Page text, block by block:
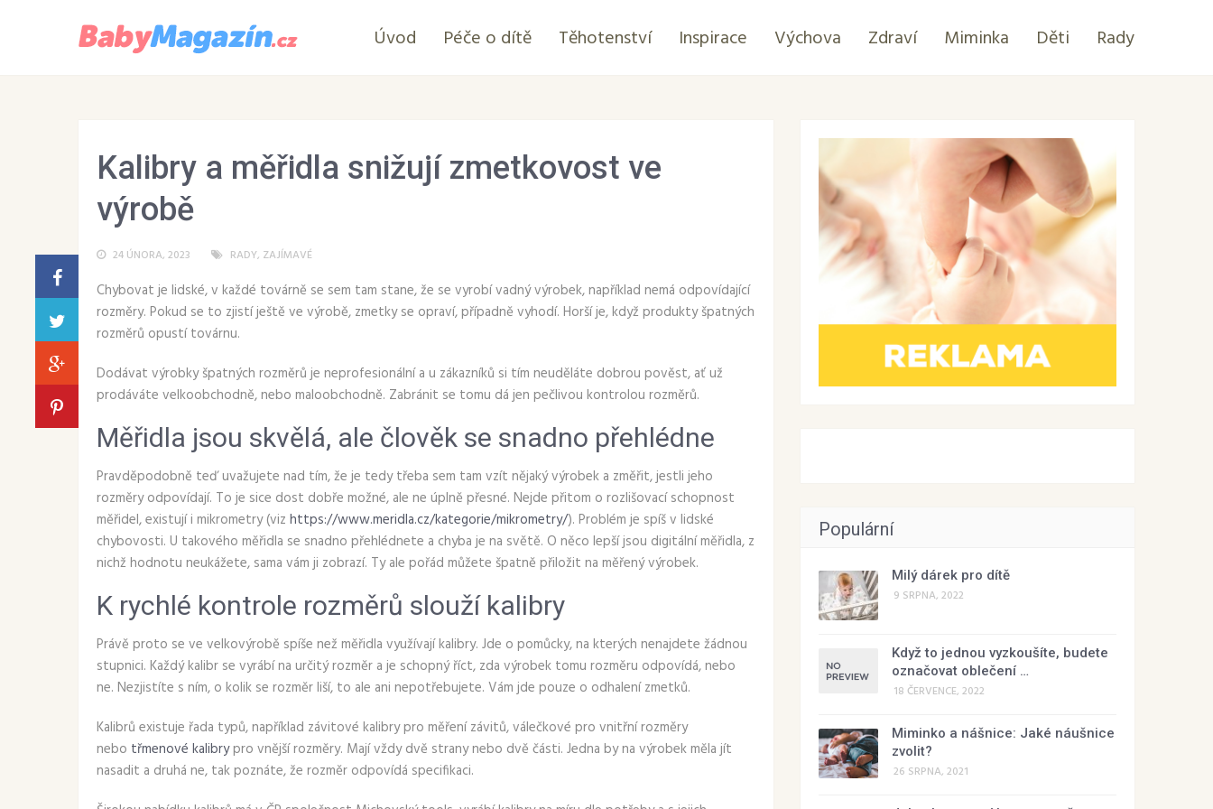
Úvod Péče o dítě Těhotenství Inspirace Výchova Zdraví Miminka Děti Rady
Kalibry a měřidla snižují zmetkovost ve
výrobě
24 ÚNORA, 2023 RADY, ZAJÍMAVÉ
Chybovat je lidské, v každé továrně se sem tam stane, že se vyrobí vadný výrobek, například nemá odpovídající
rozměry. Pokud se to zjistí ještě ve výrobě, zmetky se opraví, případně vyhodí. Horší je, když produkty špatných
rozměrů opustí továrnu.
Dodávat výrobky špatných rozměrů je neprofesionální a u zákazníků si tím neuděláte dobrou pověst, ať už
prodáváte velkoobchodně, nebo maloobchodně. Zabránit se tomu dá jen pečlivou kontrolou rozměrů.
Měřidla jsou skvělá, ale člověk se snadno přehlédne
Pravděpodobně teď uvažujete nad tím, že je tedy třeba sem tam vzít nějaký výrobek a změřit, jestli jeho
rozměry odpovídají. To je sice dost dobře možné, ale ne úplně přesné. Nejde přitom o rozlišovací schopnost
měřidel, existují i mikrometry (viz https://www.meridla.cz/kategorie/mikrometry/). Problém je spíš v lidské
chybovosti. U takového měřidla se snadno přehlédnete a chyba je na světě. O něco lepší jsou digitální měřidla, z
nichž hodnotu neukážete, sama vám ji zobrazí. Ty ale pořád můžete špatně přiložit na měřený výrobek.
K rychlé kontrole rozměrů slouží kalibry
Právě proto se ve velkovýrobě spíše než měřidla využívají kalibry. Jde o pomůcky, na kterých nenajdete žádnou
stupnici. Každý kalibr se vyrábí na určitý rozměr a je schopný říct, zda výrobek tomu rozměru odpovídá, nebo
ne. Nezjistíte s ním, o kolik se rozměr liší, to ale ani nepotřebujete. Vám jde pouze o odhalení zmetků.
Kalibrů existuje řada typů, například závitové kalibry pro měření závitů, válečkové pro vnitřní rozměry
nebo třmenové kalibrypro vnější rozměry. Mají vždy dvě strany nebo dvě části. Jedna by na výrobek měla jít
nasadit a druhá ne, tak poznáte, že rozměr odpovídá specifikaci.
Populární
Milý dárek pro dítě
9 SRPNA, 2022
Když to jednou vyzkoušíte, budete
označovat oblečení …
18 ČERVENCE, 2022
Miminko a nášnice: Jaké náušnice
zvolit?
26 SRPNA, 2021